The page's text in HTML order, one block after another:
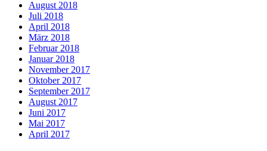
August 2018
Juli 2018
April 2018
März 2018
Februar 2018
Januar 2018
November 2017
Oktober 2017
September 2017
August 2017
Juni 2017
Mai 2017
April 2017